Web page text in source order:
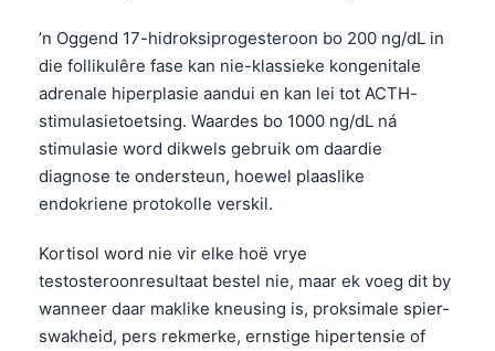
’n Oggend 17-hidroksiprogesteroon bo 200 ng/dL in
die follikulêre fase kan nie-klassieke kongenitale
adrenale hiperplasie aandui en kan lei tot ACTH-
stimulasietoetsing. Waardes bo 1000 ng/dL ná
stimulasie word dikwels gebruik om daardie
diagnose te ondersteun, hoewel plaaslike
endokriene protokolle verskil.
Kortisol word nie vir elke hoë vrye
testosteroonresultaat bestel nie, maar ek voeg dit by
wanneer daar maklike kneusing is, proksimale spier-
swakheid, pers rekmerke, ernstige hipertensie of
ಕನ್ನಡ
Bahasa Melayu
Tagalog
ไทย
ဗမာစာ
ភាសាខ្មែរ
Kiswahili